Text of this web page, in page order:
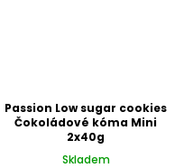
Passion Low sugar cookies
Čokoládové kóma Mini
2x40g
Skladem